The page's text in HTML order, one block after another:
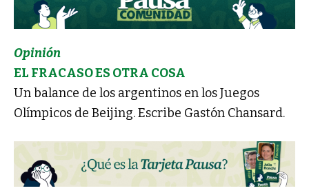
Opinión
EL FRACASO ES OTRA COSA
Un balance de los argentinos en los Juegos
Olímpicos de Beijing. Escribe Gastón Chansard.